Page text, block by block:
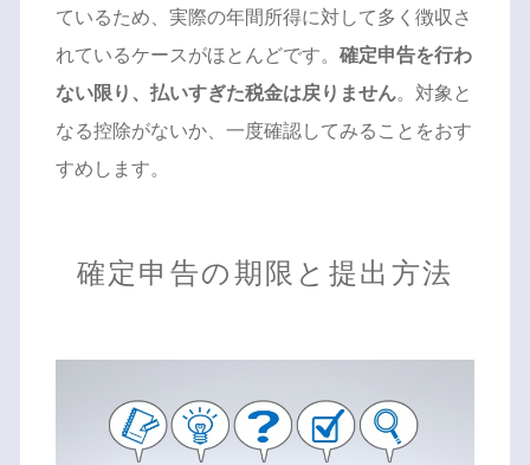
ているため、実際の年間所得に対して多く徴収さ
れているケースがほとんどです。 確定申告を行わ
ない限り、払いすぎた税金は戻りません。対象と
なる控除がないか、一度確認してみることをおす
すめします。
確定申告の期限と提出方法